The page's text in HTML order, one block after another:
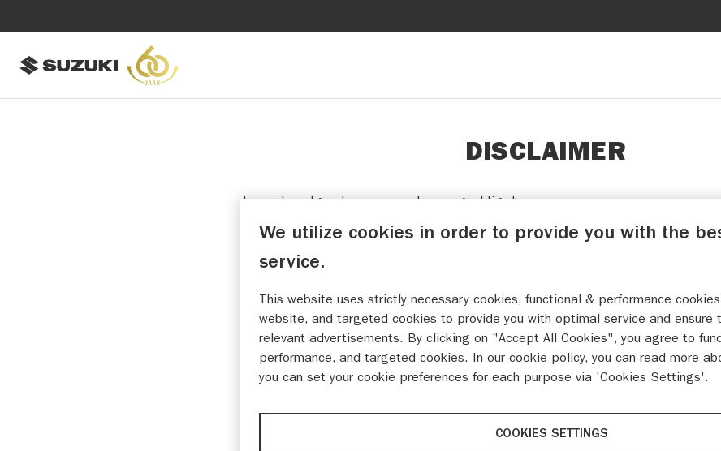
DISCLAIMER
Lees de volgende voorwaarden zorgvuldig door.
U mag het instructieboekje voor Suzuki-product(en) (“Product(en)”) dat we
website (“Instructieboekje”) alleen gebruiken als u de volgende voorwaarden
(“Gebruiksvoorwaarden”) hebt gelezen en hiermee akkoord gaat.
GEBRUIKSVOORWAARDEN
1. Toepassing
Deze Gebruiksvoorwaarden zijn van toepassing op al uw gebruik met
zonder voorafgaande kennisgeving deze Gebruiksvoorwaarden wijzigen.
We utilize cookies in order to provide you with the
service.
This website uses strictly necessary cookies, functional & performance
website, and targeted cookies to provide you with optimal service and ensure
relevant advertisements. By clicking on "Accept All Cookies", you agree to
performance, and targeted cookies. In our cookie policy, you can read more
you can set your cookie preferences for each purpose via 'Cookies Settings'.
COOKIES SETTINGS